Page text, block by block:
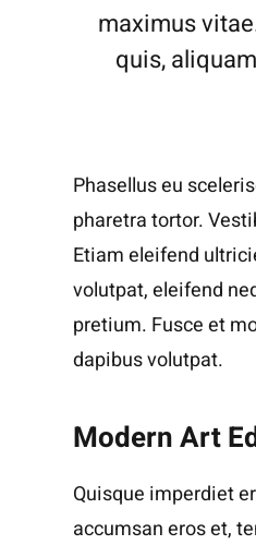
maximus
quis,
Phasellus eu
pharetra tortor.
Etiam eleifend
volutpat, eleifend
pretium. Fusce et
dapibus volutpat.
Modern Art
Quisque imperdiet
accumsan eros et,